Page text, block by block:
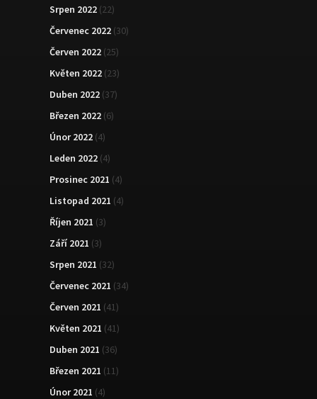
Srpen 2022 (22)
Červenec 2022 (30)
Červen 2022 (25)
Květen 2022 (23)
Duben 2022 (37)
Březen 2022 (6)
Únor 2022 (4)
Leden 2022 (4)
Prosinec 2021 (4)
Listopad 2021 (4)
Říjen 2021 (3)
Září 2021 (3)
Srpen 2021 (32)
Červenec 2021 (34)
Červen 2021 (41)
Květen 2021 (41)
Duben 2021 (36)
Březen 2021 (11)
Únor 2021 (4)